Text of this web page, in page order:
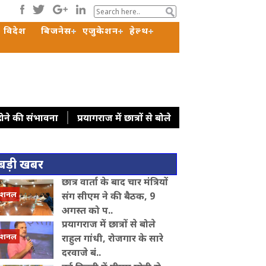
विदेश बिजनेस एजुकेशन
हेल्थ
की संभावना
प्रयागराज में छात्रों से बोले
रहा मजबूत, घरेलू विनिर्माण और सरकारी
लागू करें', राहुल गांधी का रिजिजू को
ट्रंप ने रणनीतिक खनिज परियोजनाओं
खबर
छात्र वार्ता के बाद चार मंत्रियों
संग सीएम ने की बैठक, 9
अगस्त को प..
प्रयागराज में छात्रों से बोले
राहुल गांधी, रोजगार के सारे
दरवाजे बं..